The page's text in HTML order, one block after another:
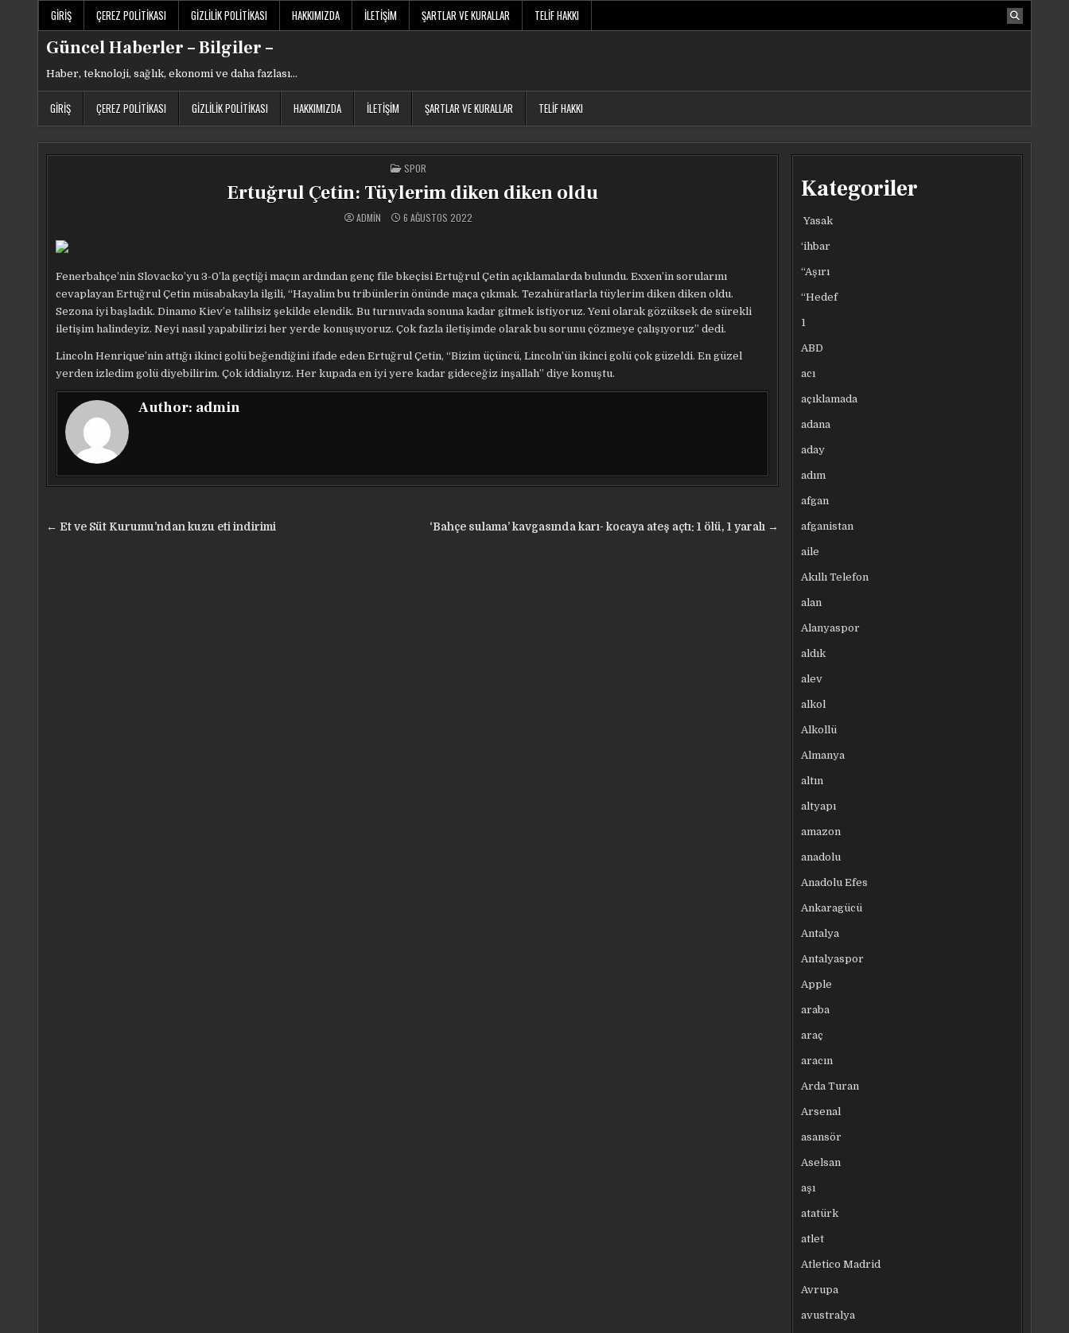
GIRIŞ ÇEREZ POLITIKASI GIZLILIK POLITIKASI HAKKIMIZDA İLETIŞIM ŞARTLAR VE KURALLAR TELIF HAKKI
Güncel Haberler – Bilgiler –
Haber, teknoloji, sağlık, ekonomi ve daha fazlası…
GIRIŞ ÇEREZ POLITIKASI GIZLILIK POLITIKASI HAKKIMIZDA İLETIŞIM ŞARTLAR VE KURALLAR TELIF HAKKI
POSTED
IN
SPOR
Ertuğrul Çetin: Tüylerim diken diken oldu
ADMIN 6 AĞUSTOS 2022
Fenerbahçe’nin Slovacko’yu 3-0’la geçtiği maçın ardından genç file bkeçisi Ertuğrul Çetin açıklamalarda bulundu. Exxen’in sorularını
cevaplayan Ertuğrul Çetin müsabakayla ilgili, “Hayalim bu tribünlerin önünde maça çıkmak. Tezahüratlarla tüylerim diken diken oldu.
Sezona iyi başladık. Dinamo Kiev’e talihsiz şekilde elendik. Bu turnuvada sonuna kadar gitmek istiyoruz. Yeni olarak gözüksek de sürekli
iletişim halindeyiz. Neyi nasıl yapabilirizi her yerde konuşuyoruz. Çok fazla iletişimde olarak bu sorunu çözmeye çalışıyoruz” dedi.
Lincoln Henrique’nin attığı ikinci golü beğendiğini ifade eden Ertuğrul Çetin, “Bizim üçüncü, Lincoln’ün ikinci golü çok güzeldi. En güzel
yerden izledim golü diyebilirim. Çok iddialıyız. Her kupada en iyi yere kadar gideceğiz inşallah” diye konuştu.
Author: admin
Yazı ‘Bahçe sulama’ kavgasında karı- kocaya ateş açtı: 1 ölü, 1 yaralı →
← Et ve Süt Kurumu’ndan kuzu eti indirimi
Kategoriler
Yasak
‘ihbar
“Aşırı
“Hedef
1
ABD
acı
açıklamada
adana
aday
adım
afgan
afganistan
aile
Akıllı Telefon
alan
Alanyaspor
aldık
alev
alkol
Alkollü
Almanya
altın
altyapı
amazon
anadolu
Anadolu Efes
Ankaragücü
Antalya
Antalyaspor
Apple
araba
araç
aracın
Arda Turan
Arsenal
asansör
Aselsan
aşı
atatürk
atlet
Atletico Madrid
Avrupa
avustralya